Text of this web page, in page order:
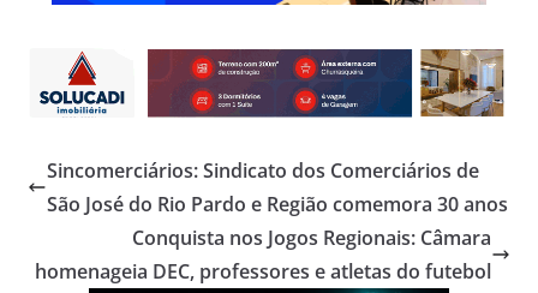
Sincomerciários: Sindicato dos Comerciários de
São José do Rio Pardo e Região comemora 30 anos
Conquista nos Jogos Regionais: Câmara
homenageia DEC, professores e atletas do futebol